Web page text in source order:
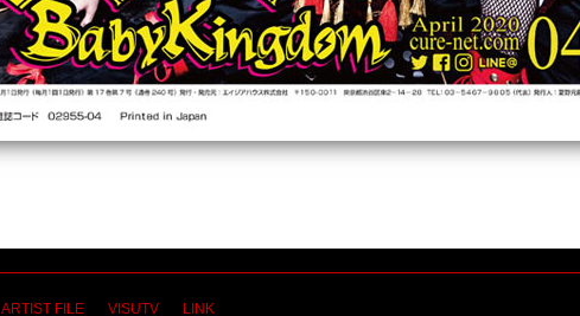
ARTIST FILE VISUTV LINK